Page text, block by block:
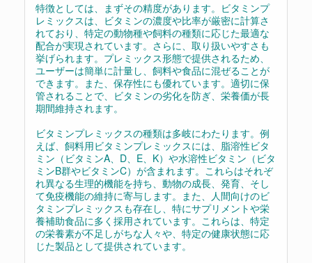
特徴としては、まずその精度があります。ビタミンプ
レミックスは、ビタミンの濃度や比率が厳密に計算さ
れており、特定の動物種や飼料の種類に応じた最適な
配合が実現されています。さらに、取り扱いやすさも
挙げられます。プレミックス形態で提供されるため、
ユーザーは簡単に計量し、飼料や食品に混ぜることが
できます。また、保存性にも優れています。適切に保
管されることで、ビタミンの劣化を防ぎ、栄養価が長
期間維持されます。
ビタミンプレミックスの種類は多岐にわたります。例
えば、飼料用ビタミンプレミックスには、脂溶性ビタ
ミン（ビタミンA、D、E、K）や水溶性ビタミン（ビタ
ミンB群やビタミンC）が含まれます。これらはそれぞ
れ異なる生理的機能を持ち、動物の成長、発育、そし
て免疫機能の維持に寄与します。また、人間向けのビ
タミンプレミックスも存在し、特にサプリメントや栄
養補助食品に多く採用されています。これらは、特定
の栄養素が不足しがちな人々や、特定の健康状態に応
じた製品として提供されています。